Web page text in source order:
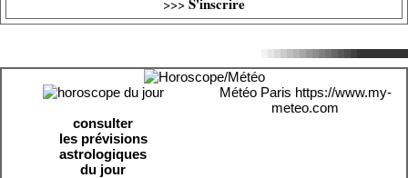
>>>
consulter
les prévisions
astrologiques
du jour
Météo Paris https://www.my-
meteo.com